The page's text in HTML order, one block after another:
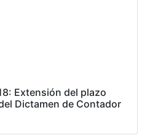
Extensión del plazo
Dictamen de Contador